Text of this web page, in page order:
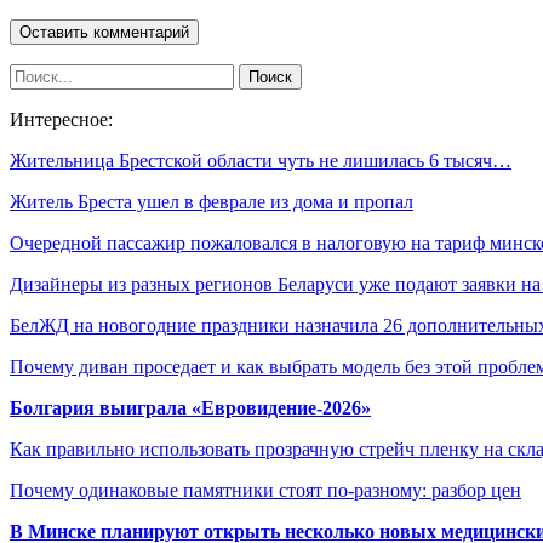
Интересное:
Жительница Брестской области чуть не лишилась 6 тысяч…
Житель Бреста ушел в феврале из дома и пропал
Очередной пассажир пожаловался в налоговую на тариф
Дизайнеры из разных регионов Беларуси уже подают заявки
БелЖД на новогодние праздники назначила 26
Почему диван проседает и как выбрать модель без этой
Болгария выиграла «Евровидение-2026»
Как правильно использовать прозрачную стрейч пленку на
Почему одинаковые памятники стоят по-разному: разбор цен
В Минске планируют открыть несколько новых